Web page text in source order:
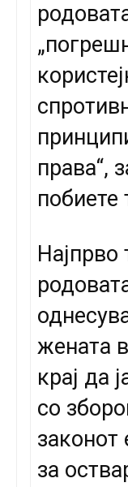
права“,
Најпрво
жената
крај да
со
законот
за